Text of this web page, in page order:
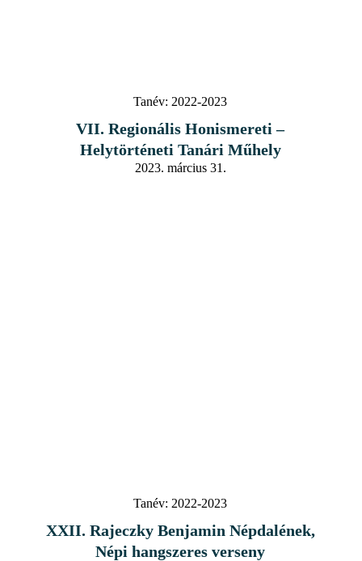
Tanév: 2022-2023
VII. Regionális Honismereti –
Helytörténeti Tanári Műhely
2023. március 31.
Tanév: 2022-2023
XXII. Rajeczky Benjamin Népdalének,
Népi hangszeres verseny